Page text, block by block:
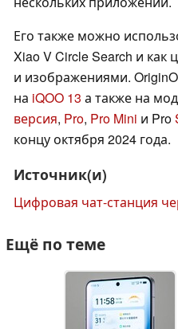
Его также можно
Xiao V Circle Search и как
и изображениями.
на iQOO 13 а также на
версия, Pro, Pro Mini и Pro
концу октября 2024 года.
Источник(и)
Цифровая чат-станция
Ещё по теме